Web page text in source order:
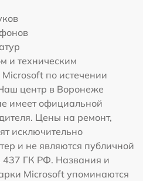
и техническим
по истечении
центр в Воронеже
имеет официальной
Цены на ремонт,
исключительно
и не являются публичной
437 ГК РФ. Названия и
Microsoft упоминаются